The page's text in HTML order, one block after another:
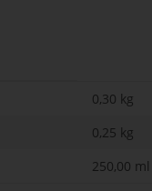
0,30 kg
0,25 kg
250,00 ml